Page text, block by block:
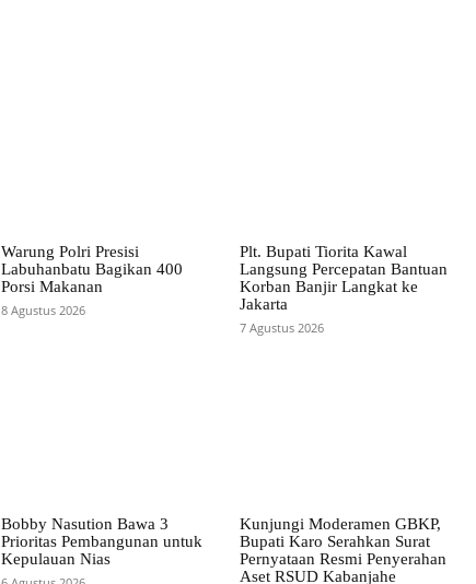
Warung Polri Presisi
Labuhanbatu Bagikan 400
Porsi Makanan
8 Agustus 2026
Plt. Bupati Tiorita Kawal
Langsung Percepatan Bantuan
Korban Banjir Langkat ke
Jakarta
7 Agustus 2026
Bobby Nasution Bawa 3
Prioritas Pembangunan untuk
Kepulauan Nias
Kunjungi Moderamen GBKP,
Bupati Karo Serahkan Surat
Pernyataan Resmi Penyerahan
Aset RSUD Kabanjahe